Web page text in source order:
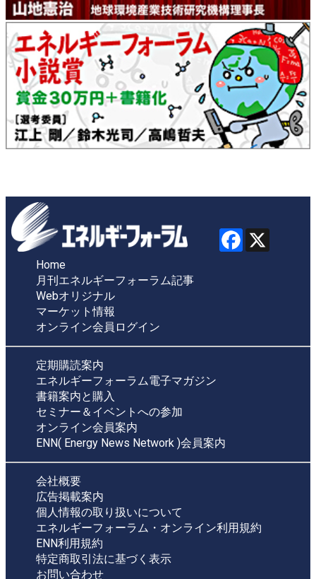
Home
月刊エネルギーフォーラム記事
Webオリジナル
マーケット情報
オンライン会員ログイン
定期購読案内
エネルギーフォーラム電子マガジン
書籍案内と購入
セミナー＆イベントへの参加
オンライン会員案内
ENN( Energy News Network )会員案内
会社概要
広告掲載案内
個人情報の取り扱いについて
エネルギーフォーラム・オンライン利用規約
ENN利用規約
特定商取引法に基づく表示
お問い合わせ